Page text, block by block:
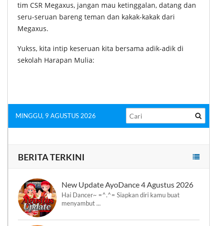
tim CSR Megaxus, jangan mau ketinggalan, datang dan
seru-seruan bareng teman dan kakak-kakak dari
Megaxus.
Yukss, kita intip keseruan kita bersama adik-adik di
sekolah Harapan Mulia:
MINGGU, 9 AGUSTUS 2026
BERITA TERKINI
New Update AyoDance 4 Agustus 2026
Hai Dancer~ =^.^= Siapkan diri kamu buat
menyambut ...